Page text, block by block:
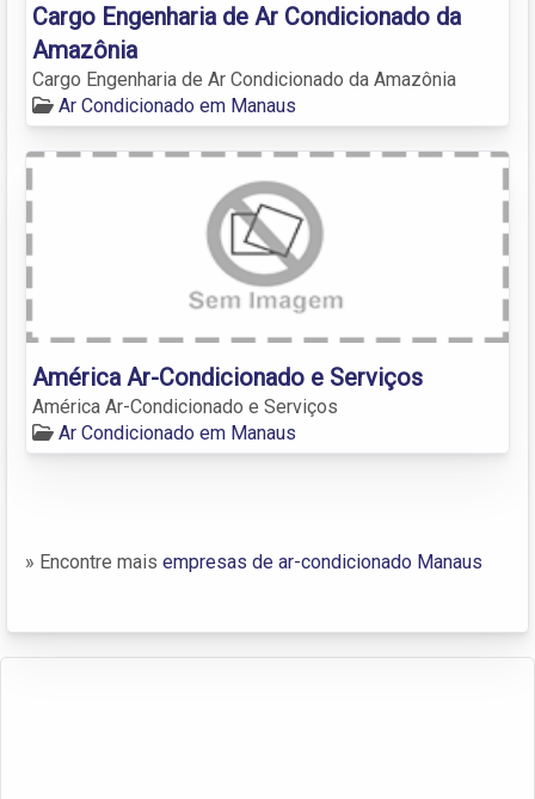
Cargo Engenharia de Ar Condicionado da
Amazônia
Cargo Engenharia de Ar Condicionado da Amazônia
Ar Condicionado em Manaus
América Ar-Condicionado e Serviços
América Ar-Condicionado e Serviços
Ar Condicionado em Manaus
» Encontre mais empresas de ar-condicionado Manaus